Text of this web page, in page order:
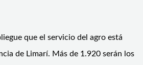
que el servicio del agro está
de Limarí. Más de 1.920 serán los